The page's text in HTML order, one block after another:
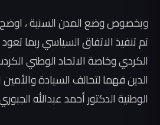
وبخصوص وضع المدن السنية ،
تم تنفيذ الاتفاق السياسي ربما
الكردي وخاصة الاتحاد الوطني
الدين فهما لتحالف السيادة
الوطنية الدكتور أحمد عبدالله